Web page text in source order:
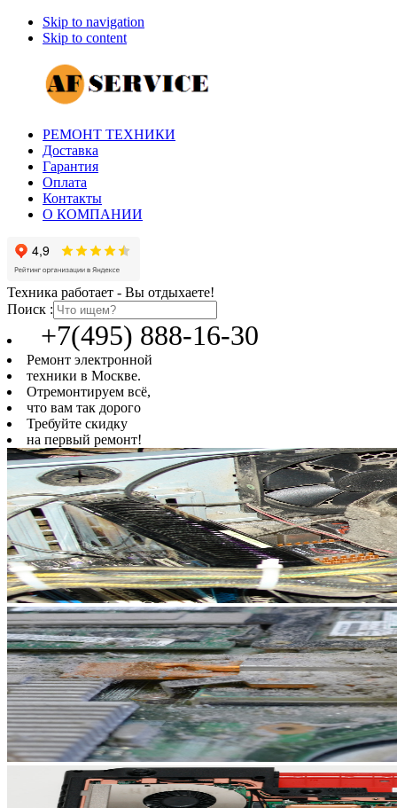
Skip to navigation
Skip to content
РЕМОНТ ТЕХНИКИ
Доставка
Гарантия
Оплата
Контакты
О КОМПАНИИ
Техника работает - Вы отдыхаете!
Поиск :
+7(495) 888-16-30
Ремонт электронной
техники в Москве.
Отремонтируем всё,
что вам так дорого
Требуйте скидку
на первый ремонт!